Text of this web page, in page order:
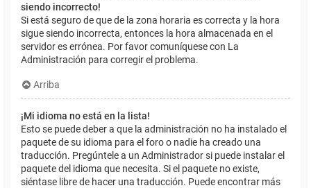
siendo incorrecto!
Si está seguro de que de la zona horaria es correcta y la hora
sigue siendo incorrecta, entonces la hora almacenada en el
servidor es errónea. Por favor comuníquese con La
Administración para corregir el problema.
Arriba
¡Mi idioma no está en la lista!
Esto se puede deber a que la administración no ha instalado el
paquete de su idioma para el foro o nadie ha creado una
traducción. Pregúntele a un Administrador si puede instalar el
paquete del idioma que necesita. Si el paquete no existe,
siéntase libre de hacer una traducción. Puede encontrar más